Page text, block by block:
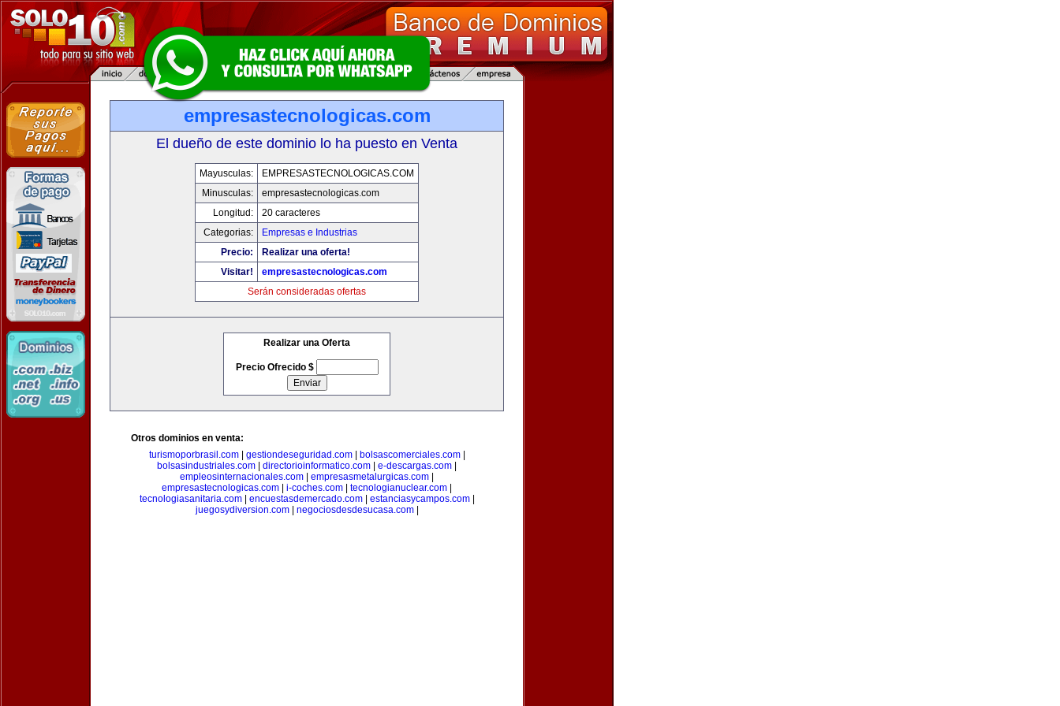
empresastecnologicas.com
El dueño de este dominio lo ha puesto en Venta
Mayusculas:
EMPRESASTECNOLOGICAS.COM
Minusculas:
empresastecnologicas.com
Longitud:
20 caracteres
Categorias:
Empresas e Industrias
Precio:
Realizar una oferta!
Visitar!
empresastecnologicas.com
Serán consideradas ofertas
Realizar una Oferta
Precio Ofrecido $
Otros dominios en venta:
turismoporbrasil.com| gestiondeseguridad.com| bolsascomerciales.com|
bolsasindustriales.com
directorioinformatico.com e-descargas.com
empleosinternacionales.com
empresasmetalurgicas.com
empresastecnologicas.com
i-coches.com tecnologianuclear.com
tecnologiasanitaria.com| encuestasdemercado.com| estanciasycampos.com|
juegosydiversion.com| negociosdesdesucasa.com|